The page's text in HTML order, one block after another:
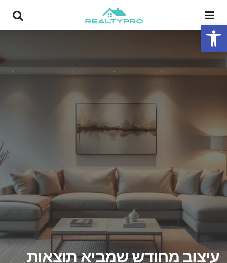
פתח סרגל נגישות
עיצוב מחודש שמביא תוצאות